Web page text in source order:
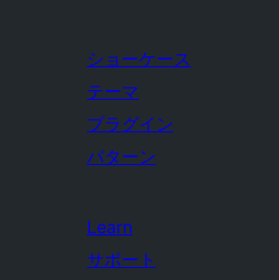
ショーケース
テーマ
プラグイン
パターン
Learn
サポート